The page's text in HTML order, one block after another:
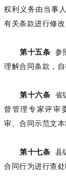
权利义务由当事
有关条款进行修改
第十五条 参
理解合同条款，
第十六条 省
督管理专家评审
审、合同示范文本
第十七条 县
合同行为进行查